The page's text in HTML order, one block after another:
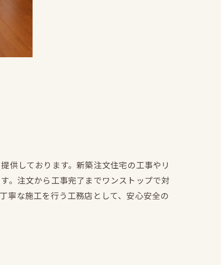
供しております。新築注文住宅の工事やリ
。注文から工事完了までワンストップで対
寧な施工を行う工務店として、安心安全の